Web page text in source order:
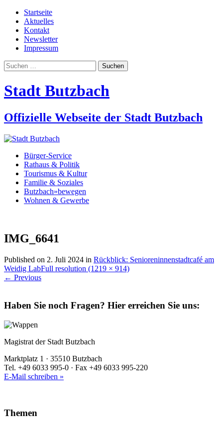
Startseite
Aktuelles
Kontakt
Newsletter
Impressum
Suchen
nach:
Stadt Butzbach
Offizielle Webseite der Stadt Butzbach
Bürger-Service
Rathaus & Politik
Tourismus & Kultur
Familie & Soziales
Butzbach»bewegen
Wohnen & Gewerbe
IMG_6641
Published on 2. Juli 2024 in Rückblick: Senioreninnenstadtcafé am
Weidig LabFull resolution (1219 × 914)
← Previous
Haben Sie noch Fragen? Hier erreichen Sie uns:
Magistrat der Stadt Butzbach
Marktplatz 1 · 35510 Butzbach
Tel. +49 6033 995-0 · Fax +49 6033 995-220
E-Mail schreiben »
Themen